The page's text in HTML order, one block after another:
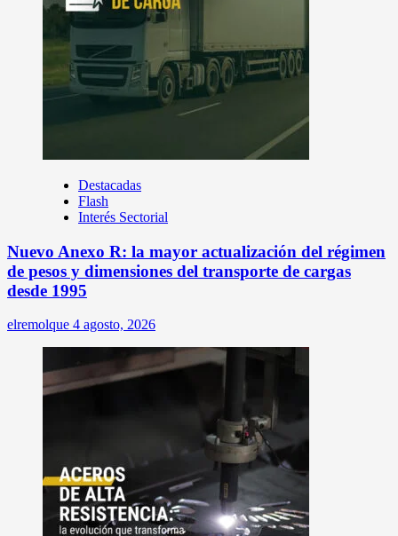
Destacadas
Flash
Interés Sectorial
Nuevo Anexo R: la mayor actualización del régimen
de pesos y dimensiones del transporte de cargas
desde 1995
elremolque 4 agosto, 2026